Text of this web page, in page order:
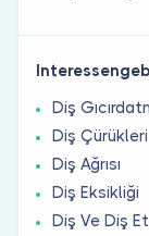
Diş
Diş Çürükleri
Diş Ağrısı
Diş Eksikliği
Diş Ve Diş